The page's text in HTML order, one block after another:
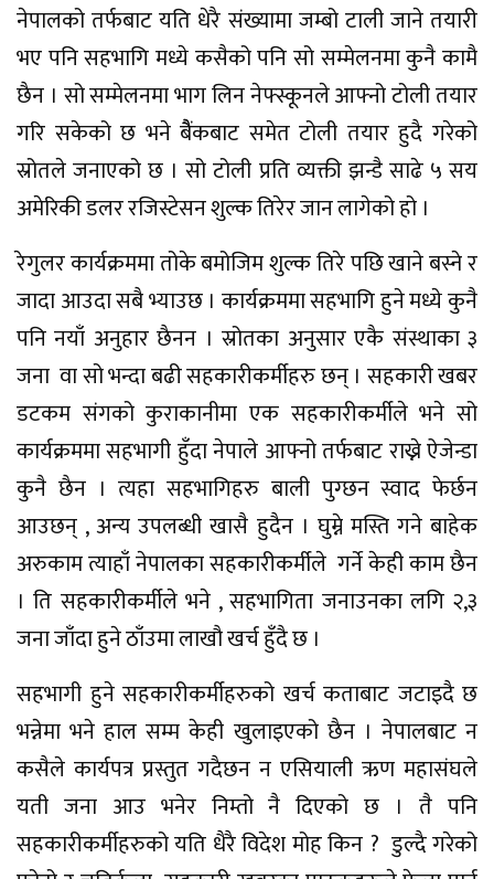
नेपालको तर्फबाट यति धेरै संख्यामा जम्बो टाली जाने तयारी
भए पनि सहभागि मध्ये कसैको पनि सो सम्मेलनमा कुनै कामै
छैन । सो सम्मेलनमा भाग लिन नेफ्स्कूनले आफ्नो टोली तयार
गरि सकेको छ भने बैैंकबाट समेत टोली तयार हुदै गरेको
स्रोतले जनाएको छ । सो टोली प्रति व्यक्ती झन्डै साढे ५ सय
अमेरिकी डलर रजिस्टेसन शुल्क तिरेर जान लागेको हो ।
रेगुलर कार्यक्रममा तोके बमोजिम शुल्क तिरे पछि खाने बस्ने र
जादा आउदा सबै भ्याउछ । कार्यक्रममा सहभागि हुने मध्ये कुनै
पनि नयाँ अनुहार छैनन । स्रोतका अनुसार एकै संस्थाका ३
जना वा सो भन्दा बढी सहकारीकर्मीहरु छन् । सहकारी खबर
डटकम संगको कुराकानीमा एक सहकारीकर्मीले भने सो
कार्यक्रममा सहभागी हुँदा नेपाले आफ्नो तर्फबाट राख्ने ऐजेन्डा
कुनै छैन । त्यहा सहभागिहरु बाली पुग्छन स्वाद फेर्छन
आउछन् , अन्य उपलब्धी खासै हुदैन । घुम्ने मस्ति गने बाहेक
अरुकाम त्याहाँ नेपालका सहकारीकर्मीले गर्ने केही काम छैन
। ति सहकारीकर्मीले भने , सहभागिता जनाउनका लगि २,३
जना जाँदा हुने ठाँउमा लाखौ खर्च हुँदै छ ।
सहभागी हुने सहकारीकर्मीहरुको खर्च कताबाट जटाइदै छ
भन्नेमा भने हाल सम्म केही खुलाइएको छैन । नेपालबाट न
कसैले कार्यपत्र प्रस्तुत गदैछन न एसियाली ऋण महासंघले
यती जना आउ भनेर निम्तो नै दिएको छ । तै पनि
सहकारीकर्मीहरुको यति धैरै विदेश मोह किन ? डुल्दै गरेको